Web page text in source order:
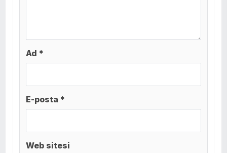
Ad *
E-posta *
Web sitesi